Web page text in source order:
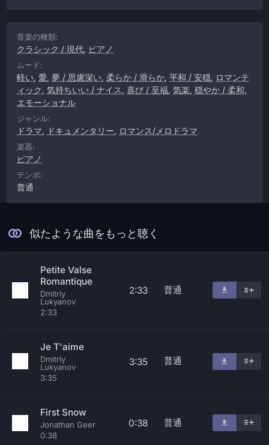
音楽の種類:
クラシック / 現代, ピアノ
ムード:
軽い, 愛, 夢 / 思慮深い, 柔らか / 滑らか, 平和 / 安穏, ロマンテ
ィック , 気持ちいい / ナイス , 喜び / 至福, 気楽, 穏やか / 柔和,
エモーショナル
ジャンル:
ドラマ, ドキュメンタリー, ロマンス/メロドラマ
楽器:
ピアノ
テンポ:
普通
似たような曲をもっと聴く
Petite Valse
Romantique
Dmitriy
Lukyanov
2:33
2:33 普通
Je T'aime
Dmitriy
Lukyanov
3:35
3:35 普通
First Snow
Jonathan Geer
0:38
0:38 普通